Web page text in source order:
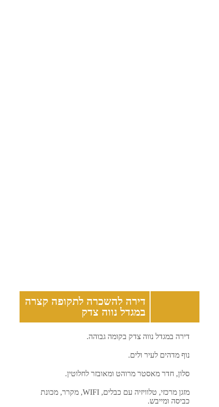
דירה להשכרה לתקופה קצרה
במגדל נווה צדק
דירה במגדל נווה צדק בקומה גבוהה.
נוף מדהים לעיר ולים.
סלון, חדר מאסטר מרוהט ומאובזר לחלוטין.
מזגן מרכזי, טלוויזיה עם כבלים, WIFI, מקרר, מכונת
כביסה ומייבש.